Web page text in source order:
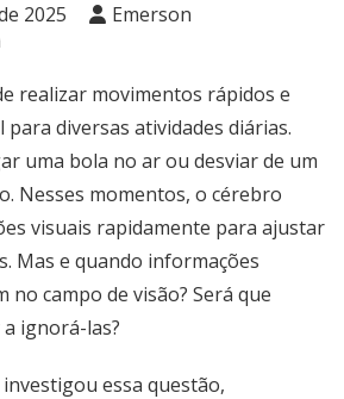
2025
Emerson
realizar movimentos rápidos e
para diversas atividades diárias.
uma bola no ar ou desviar de um
Nesses momentos, o cérebro
visuais rapidamente para ajustar
Mas e quando informações
campo de visão? Será que
ignorá-las?
essa questão,